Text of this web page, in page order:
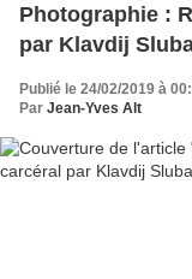
Photographie :
par Klavdij
Publié le 24/02/2019 à
Par Jean-Yves Alt